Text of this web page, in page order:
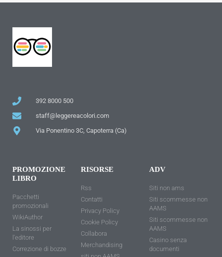
392 8000 500
staff@leggereacolori.com
Via Ponentino 3C, Capoterra (Ca)
PROMOZIONE
LIBRO
Pacchetti
promozionali
WikiAuthor
La sinossi per
l'editore
Correzione di bozze
RISORSE
Rss
Contatti
Privacy Policy
Cookie Policy
Collabora
Merchandising
ADV
Siti non ams
Siti scommesse non
AAMS
Siti scommesse non
AAMS
Casino senza
documenti